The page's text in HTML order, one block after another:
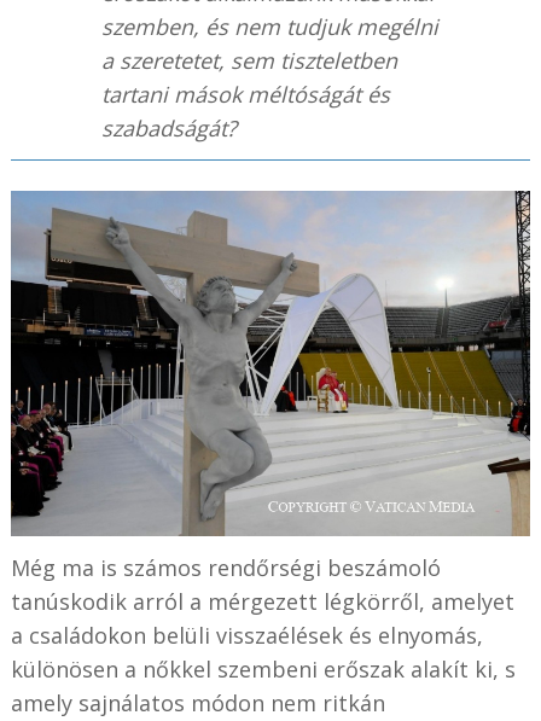
szemben, és nem tudjuk megélni
a szeretetet, sem tiszteletben
tartani mások méltóságát és
szabadságát?
Még ma is számos rendőrségi beszámoló
tanúskodik arról a mérgezett légkörről, amelyet
a családokon belüli visszaélések és elnyomás,
különösen a nőkkel szembeni erőszak alakít ki, s
amely sajnálatos módon nem ritkán